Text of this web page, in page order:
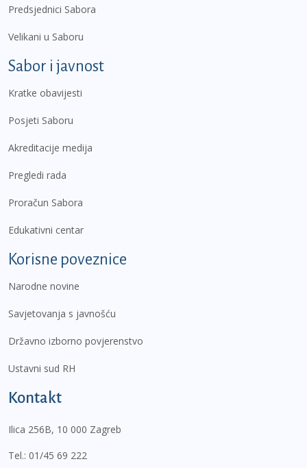
Predsjednici Sabora
Velikani u Saboru
Sabor i javnost
Kratke obavijesti
Posjeti Saboru
Akreditacije medija
Pregledi rada
Proračun Sabora
Edukativni centar
Korisne poveznice
Narodne novine
Savjetovanja s javnošću
Državno izborno povjerenstvo
Ustavni sud RH
Kontakt
Ilica 256B, 10 000 Zagreb
Tel.: 01/45 69 222